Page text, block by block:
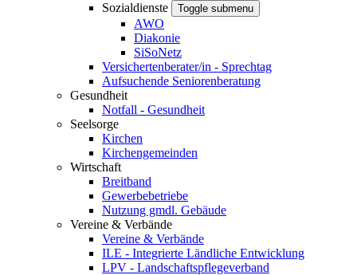
Sozialdienste
Toggle submenu
AWO
Diakonie
SiSoNetz
Versichertenberater/in - Sprechtag
Aufsuchende Seniorenberatung
Gesundheit
Notfall - Gesundheit
Seelsorge
Kirchen
Kirchengemeinden
Wirtschaft
Breitband
Gewerbebetriebe
Nutzung gmdl. Gebäude
Vereine & Verbände
Vereine & Verbände
ILE - Integrierte Ländliche Entwicklung
LPV - Landschaftspflegeverband